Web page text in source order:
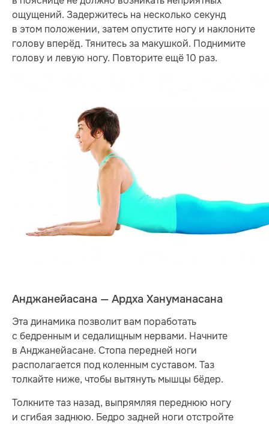
ощущений. Задержитесь на несколько секунд
в этом положении, затем опустите ногу и наклоните
голову вперёд. Тянитесь за макушкой. Поднимите
голову и левую ногу. Повторите ещё 10 раз.
Анджанейасана — Ардха Хануманасана
Эта динамика позволит вам поработать
с бедренным и седалищным нервами. Начните
в Анджанейасане. Стопа передней ноги
располагается под коленным суставом. Таз
толкайте ниже, чтобы вытянуть мышцы бёдер.
Толкните таз назад, выпрямляя переднюю ногу
и сгибая заднюю. Бедро задней ноги отстройте